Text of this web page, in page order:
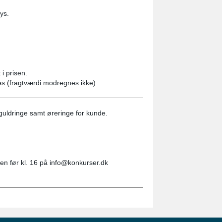
prisen.
(fragtværdi modregnes ikke)
samt øreringe for kunde.
før kl. 16 på info@konkurser.dk